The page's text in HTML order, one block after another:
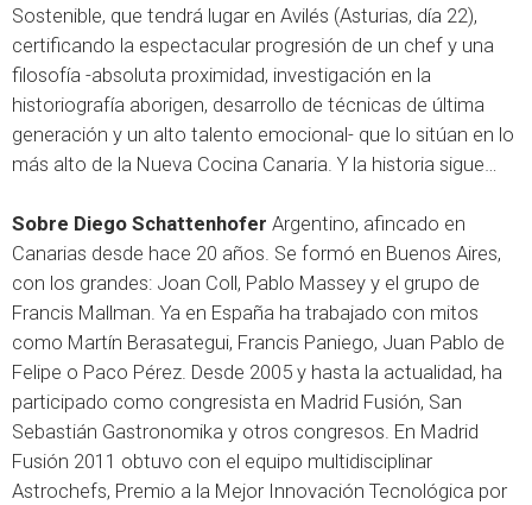
Sostenible, que tendrá lugar en Avilés (Asturias, día 22),
certificando la espectacular progresión de un chef y una
filosofía -absoluta proximidad, investigación en la
historiografía aborigen, desarrollo de técnicas de última
generación y un alto talento emocional- que lo sitúan en lo
más alto de la Nueva Cocina Canaria. Y la historia sigue…
Sobre Diego Schattenhofer Argentino, afincado en
Canarias desde hace 20 años. Se formó en Buenos Aires,
con los grandes: Joan Coll, Pablo Massey y el grupo de
Francis Mallman. Ya en España ha trabajado con mitos
como Martín Berasategui, Francis Paniego, Juan Pablo de
Felipe o Paco Pérez. Desde 2005 y hasta la actualidad, ha
participado como congresista en Madrid Fusión, San
Sebastián Gastronomika y otros congresos. En Madrid
Fusión 2011 obtuvo con el equipo multidisciplinar
Astrochefs, Premio a la Mejor Innovación Tecnológica por